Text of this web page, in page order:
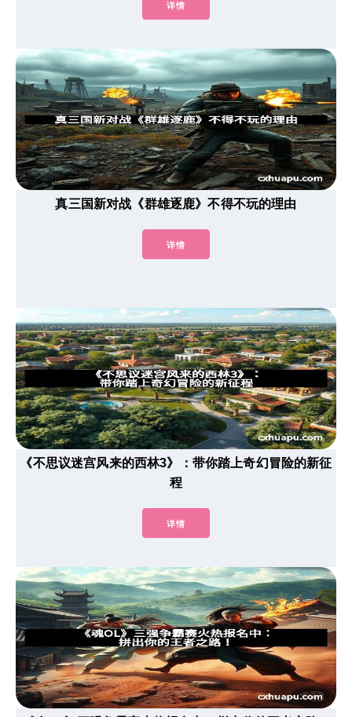
详情
真三国新对战《群雄逐鹿》不得不玩的理由
详情
《不思议迷宫风来的西林3》：带你踏上奇幻冒险的新征
程
详情